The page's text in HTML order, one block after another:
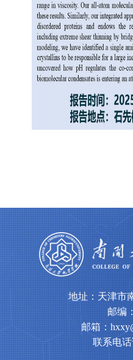
地址：天津市
邮编
邮箱：
联系电